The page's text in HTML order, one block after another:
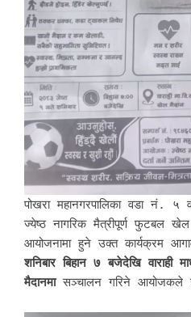
पोखरा महानगरपालिका वडा नं. ५
ज्येष्ठ नागरिक मैत्रीपूर्ण फुटबल
आयोजनामा हुने उक्त कार्यक्रम
शनिबार बिहान ७ बजेदेखि वाराही
मैदानमासञ्चालन गरिने आयोजकले